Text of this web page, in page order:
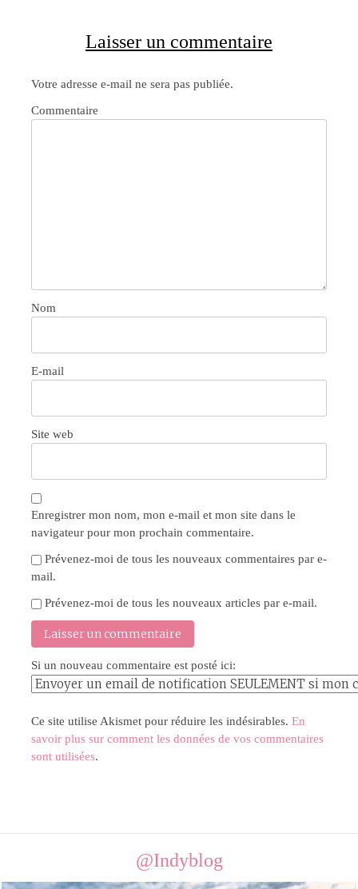
Laisser un commentaire
Votre adresse e-mail ne sera pas publiée.
Commentaire
Nom
E-mail
Site web
Enregistrer mon nom, mon e-mail et mon site dans le
navigateur pour mon prochain commentaire.
Prévenez-moi de tous les nouveaux commentaires par e-
mail.
Prévenez-moi de tous les nouveaux articles par e-mail.
Si un nouveau commentaire est posté ici:
Ce site utilise Akismet pour réduire les indésirables. En
savoir plus sur comment les données de vos commentaires
sont utilisées.
@Indyblog